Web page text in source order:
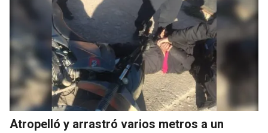
Atropelló y arrastró varios metros a un